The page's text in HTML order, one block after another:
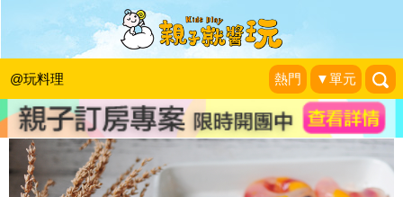
@玩料理 熱門 ▼單元
夏日小涼伴：彩虹水果甜甜圈
早安！晨之美！